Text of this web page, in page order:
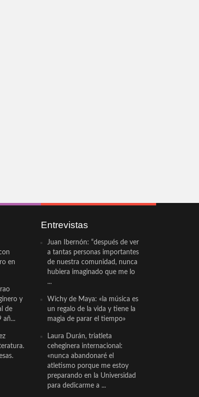
en
y
de
añ...
Entrevistas
Juan Ibernón: “después de ver
a tantas personas importantes
de nuestra comunidad, nunca
hubiera imaginado que me lo
...
Wichy de Maya: «la música es
un regalo de la vida y tiene la
magia de parar el tiempo»
Laura Durán, triatleta
ceheginera internacional:
«nunca abandonaré el
atletismo porque me estoy
preparando en la Universidad
para dedicarme a ...